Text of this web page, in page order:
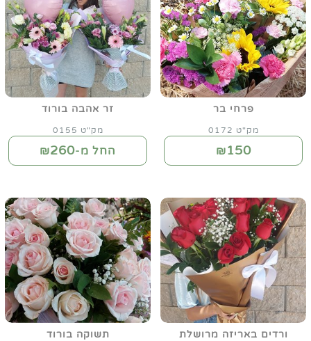
פרחי בר
מק"ט 0172
₪150
זר אהבה בורוד
מק"ט 0155
החל מ-₪260
ורדים באריזה מרושלת תשוקה בורוד